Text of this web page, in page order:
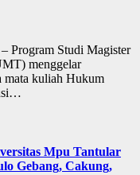
Program Studi Magister
menggelar
mata kuliah Hukum
Mpu Tantular
Gebang, Cakung,